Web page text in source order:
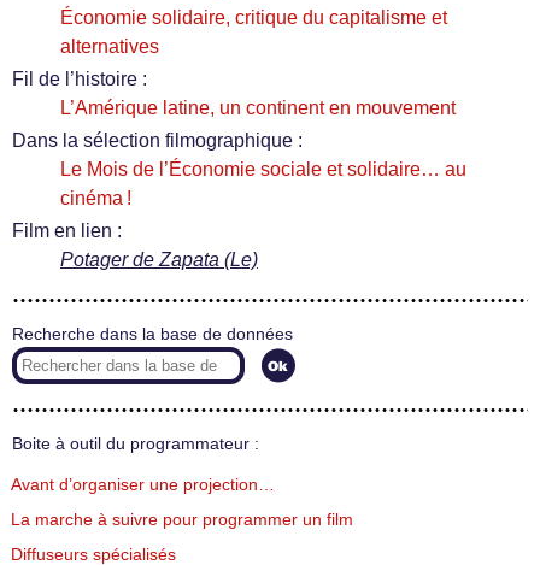
Économie solidaire, critique du capitalisme et
alternatives
Fil de l’histoire :
L’Amérique latine, un continent en mouvement
Dans la sélection filmographique :
Le Mois de l’Économie sociale et solidaire… au
cinéma !
Film en lien :
Potager de Zapata (Le)
Recherche dans la base de données
Boite à outil du programmateur :
Avant d’organiser une projection…
La marche à suivre pour programmer un film
Diffuseurs spécialisés